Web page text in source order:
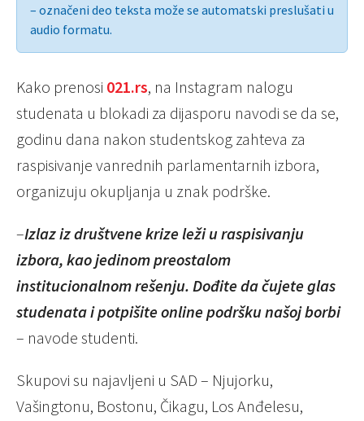
– označeni deo teksta može se automatski preslušati u
audio formatu.
Kako prenosi 021.rs, na Instagram nalogu
studenata u blokadi za dijasporu navodi se da se,
godinu dana nakon studentskog zahteva za
raspisivanje vanrednih parlamentarnih izbora,
organizuju okupljanja u znak podrške.
–Izlaz iz društvene krize leži u raspisivanju
izbora, kao jedinom preostalom
institucionalnom rešenju. Dođite da čujete glas
studenata i potpišite online podršku našoj borbi
– navode studenti.
Skupovi su najavljeni u SAD – Njujorku,
Vašingtonu, Bostonu, Čikagu, Los Anđelesu,